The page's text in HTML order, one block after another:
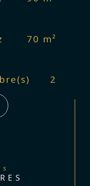
70 m²
2